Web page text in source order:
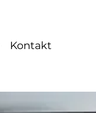
Kontakt